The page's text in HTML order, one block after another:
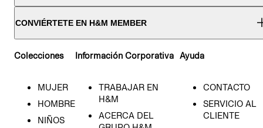
CONVIÉRTETE EN H&M MEMBER
Colecciones
MUJER
HOMBRE
NIÑOS
Información Corporativa
TRABAJAR EN
H&M
ACERCA DEL
Ayuda
CONTACTO
SERVICIO AL
CLIENTE